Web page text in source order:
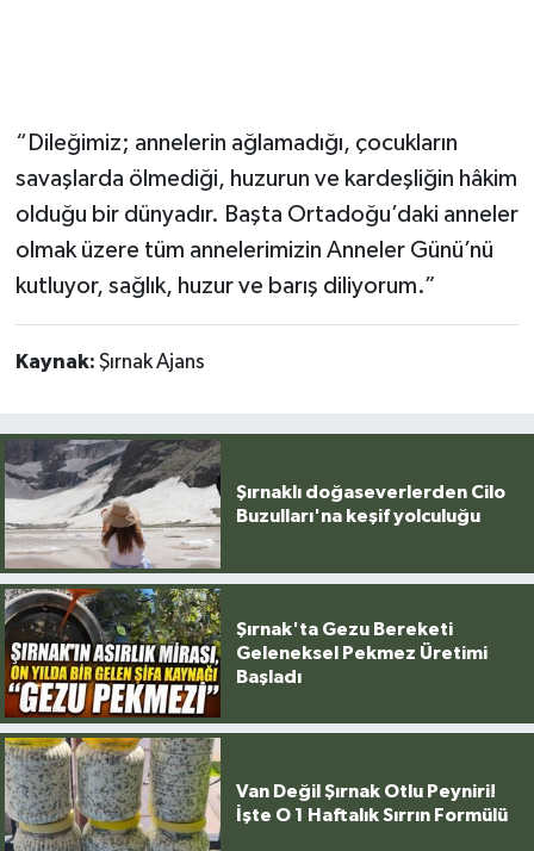
“Dileğimiz; annelerin ağlamadığı, çocukların
savaşlarda ölmediği, huzurun ve kardeşliğin hâkim
olduğu bir dünyadır. Başta Ortadoğu’daki anneler
olmak üzere tüm annelerimizin Anneler Günü’nü
kutluyor, sağlık, huzur ve barış diliyorum.”
Kaynak: Şırnak Ajans
Şırnaklı doğaseverlerden Cilo
Buzulları'na keşif yolculuğu
Şırnak'ta Gezu Bereketi
Geleneksel Pekmez Üretimi
Başladı
Van Değil Şırnak Otlu Peyniri!
İşte O 1 Haftalık Sırrın Formülü